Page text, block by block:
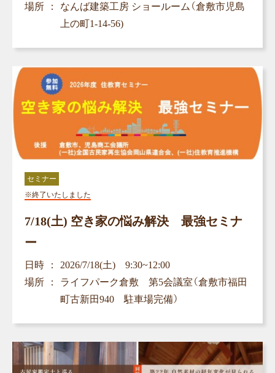
場所
なんば建築工房 ショールーム（倉敷市児島
上の町1-14-56)
セミナー
※終了いたしました
7/18(土) 空き家の悩み解決 最強セミナ
ー
日時
2026/7/18(土) 9:30~12:00
場所
ライフパーク倉敷 第5会議室（倉敷市福田
町古新田940 駐車場完備）